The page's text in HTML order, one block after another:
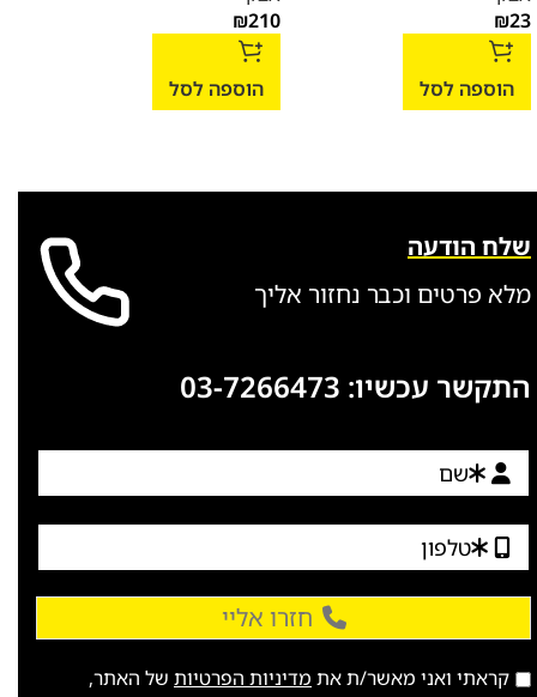
₪23
הוספה לסל
₪210
הוספה לסל
שלח הודעה
מלא פרטים וכבר נחזור אליך
התקשר עכשיו: 03-7266473
חזרו אליי
קראתי ואני מאשר/ת את מדיניות הפרטיות של האתר,